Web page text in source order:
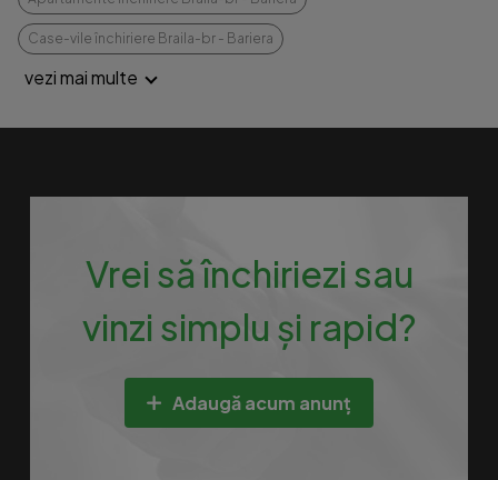
Case-vile închiriere Braila-br - Bariera
vezi mai multe
Vrei să închiriezi sau
vinzi simplu și rapid?
Adaugă acum anunț